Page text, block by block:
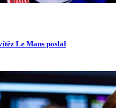
Le Mans poslal